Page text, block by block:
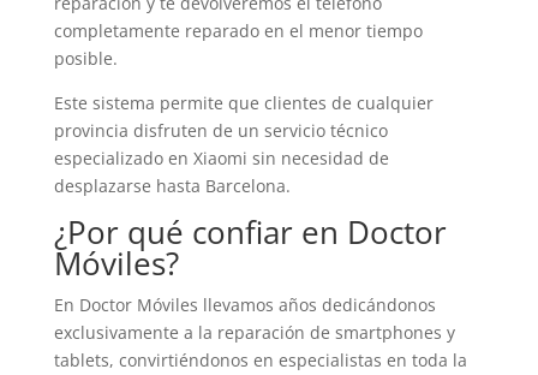
completamente reparado en el menor tiempo
posible.
Este sistema permite que clientes de cualquier
provincia disfruten de un servicio técnico
especializado en Xiaomi sin necesidad de
desplazarse hasta Barcelona.
¿Por qué confiar en Doctor
Móviles?
En Doctor Móviles llevamos años dedicándonos
exclusivamente a la reparación de smartphones y
tablets, convirtiéndonos en especialistas en toda la